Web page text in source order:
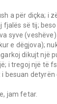
fjalës së tij;
syve
e dëgjova);
dikujt një
i tregoj një të
i besuan detyrën
jam fetar.